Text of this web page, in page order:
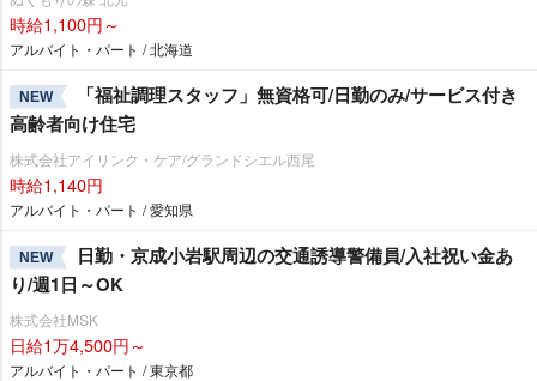
時給1,100円～
アルバイト・パート / 北海道
NEW
「福祉調理スタッフ」無資格可/日勤のみ/サービス付き
高齢者向け住宅
株式会社アイリンク・ケア/グランドシエル西尾
時給1,140円
アルバイト・パート / 愛知県
NEW
日勤・京成小岩駅周辺の交通誘導警備員/入社祝い金あ
り/週1日～OK
株式会社MSK
日給1万4,500円～
アルバイト・パート / 東京都